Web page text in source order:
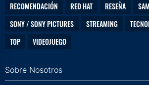
RECOMENDACIÓN
RED HAT RESEÑA
SONY / SONY PICTURES
STREAMING
TOP
VIDEOJUEGO
Sobre Nosotros